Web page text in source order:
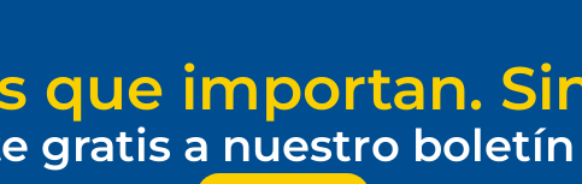
que importan.
gratis a nuestro